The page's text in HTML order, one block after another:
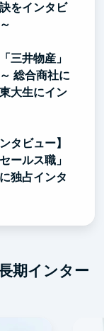
をインタビ
三井物産」
総合商社に
大生にイン
タビュー】
ールス職」
独占インタ
期インター